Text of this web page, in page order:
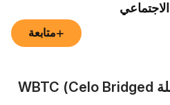
+متابعة
الأسئلة الشائعة عن عملة WBTC (Celo Bridged